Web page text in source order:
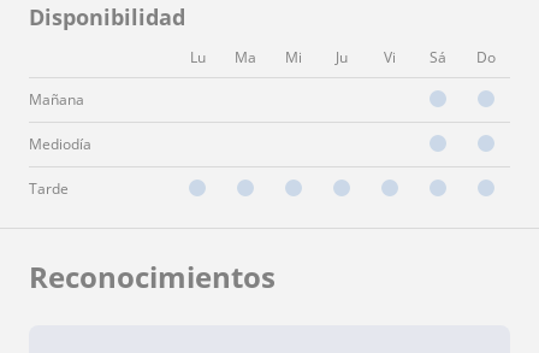
Disponibilidad
Lu Ma Mi Ju Vi Sá Do
Mañana
Mediodía
Tarde
Reconocimientos